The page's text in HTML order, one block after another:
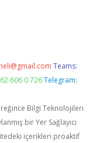
Teams:
606 0 726 Telegram:
Bilgi Teknolojileri
bir Yer Sağlayıcı
içerikleri proaktif